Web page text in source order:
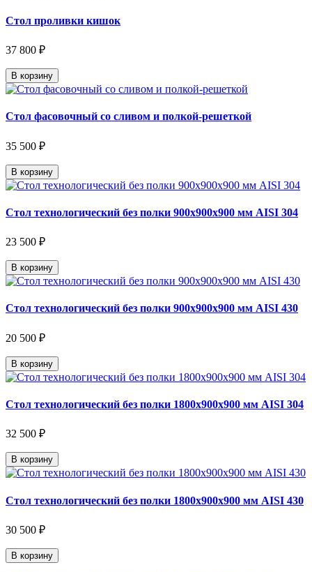
Стол проливки кишок
37 800 ₽
В корзину
Стол фасовочный со сливом и полкой-решеткой
35 500 ₽
В корзину
Стол технологический без полки 900х900х900 мм AISI 304
23 500 ₽
В корзину
Стол технологический без полки 900х900х900 мм AISI 430
20 500 ₽
В корзину
Стол технологический без полки 1800х900х900 мм AISI 304
32 500 ₽
В корзину
Стол технологический без полки 1800х900х900 мм AISI 430
30 500 ₽
В корзину